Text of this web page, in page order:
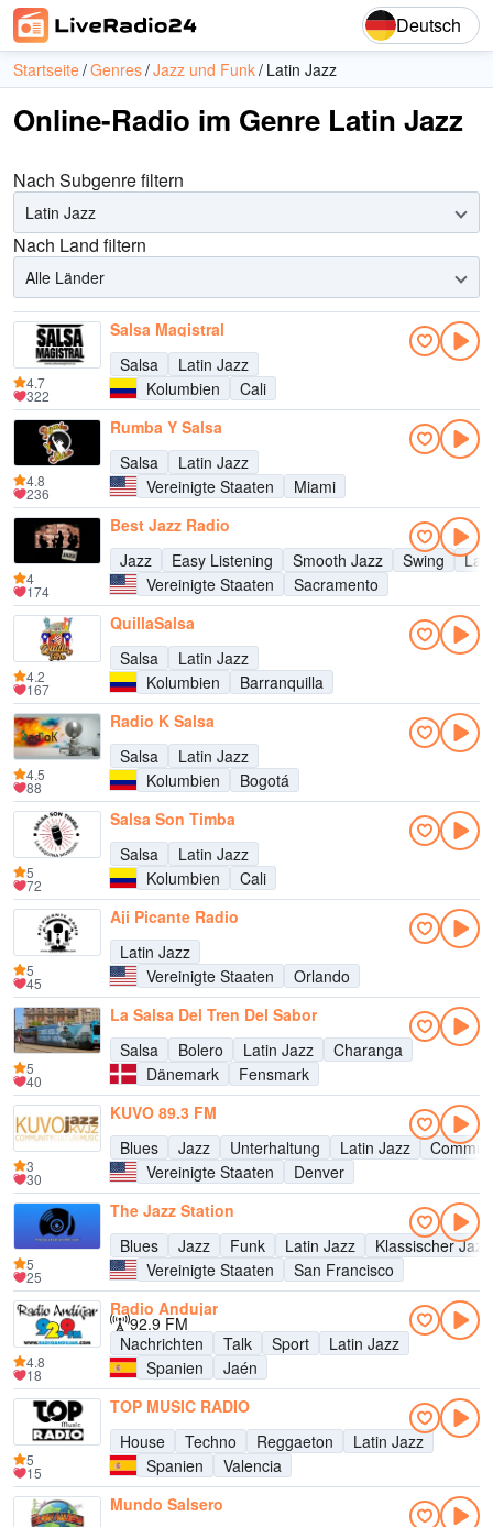
Deutsch
Startseite Genres Jazz und Funk Latin Jazz
Online-Radio im Genre Latin Jazz
Nach Subgenre filtern
Latin Jazz
Nach Land filtern
Alle Länder
Salsa Magistral
Salsa
Latin Jazz
Kolumbien
Cali
4.7
322
Rumba Y Salsa
Salsa
Latin Jazz
Vereinigte Staaten
Miami
4.8
236
Best Jazz Radio
Jazz
Easy Listening Smooth Jazz Swing
Vereinigte Staaten
Sacramento
4
174
QuillaSalsa
Salsa
Latin Jazz
Kolumbien
Barranquilla
4.2
167
Radio K Salsa
Salsa
Latin Jazz
Kolumbien
Bogotá
4.5
88
Salsa Son Timba
Salsa
Latin Jazz
Kolumbien
Cali
5
72
Aji Picante Radio
Latin Jazz
Vereinigte Staaten
Orlando
5
45
La Salsa Del Tren Del Sabor
Salsa
Bolero Latin Jazz
Charanga
Dänemark
Fensmark
5
40
KUVO 89.3 FM
Blues
Jazz Unterhaltung Latin Jazz
Vereinigte Staaten
Denver
3
30
The Jazz Station
Blues
Jazz Funk Latin Jazz
Klassischer Jazz
Vereinigte Staaten
San Francisco
5
25
Radio Andujar
92.9 FM
Nachrichten
Talk Sport
Latin Jazz
Spanien
Jaén
4.8
18
TOP MUSIC RADIO
House
Techno Reggaeton
Latin Jazz
Spanien
Valencia
5
15
Mundo Salsero